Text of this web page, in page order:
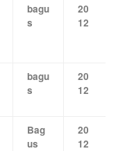
bagu
s
20
12
bagu
s
20
12
Bag
us
20
12